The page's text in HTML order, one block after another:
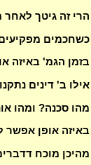
הרי זה גיטך לאחר
כשחכמים
בזמן הגמ' באיזה
אילו ב' דינים
מהו סכנה? ומהו אונס (2)?
באיזה אופן
מהיכן מוכח